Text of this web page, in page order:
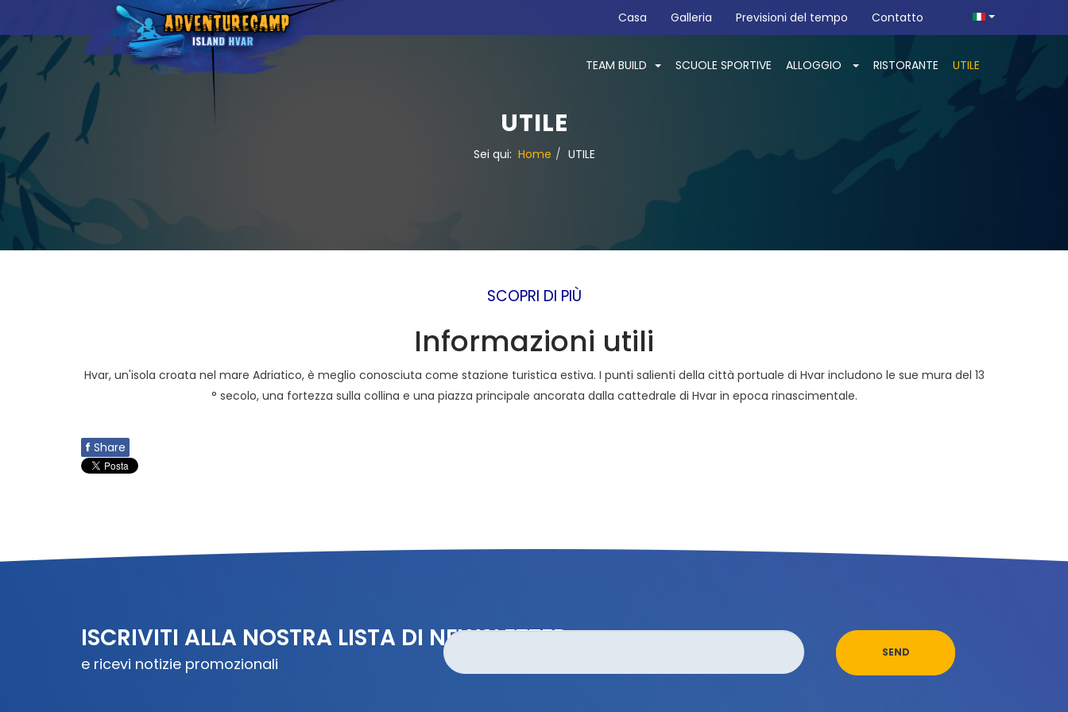
Casa Galleria Previsioni del tempo Contatto
TEAM BUILD SCUOLE SPORTIVE ALLOGGIO RISTORANTE UTILE
UTILE
Sei qui: Home UTILE
SCOPRI DI PIÙ
Informazioni utili
Hvar, un'isola croata nel mare Adriatico, è meglio conosciuta come stazione turistica estiva. I punti salienti della città portuale di Hvar includono le sue mura del 13
° secolo, una fortezza sulla collina e una piazza principale ancorata dalla cattedrale di Hvar in epoca rinascimentale.
f Share
ISCRIVITI ALLA NOSTRA LISTA DI NEWSLETTER
e ricevi notizie promozionali